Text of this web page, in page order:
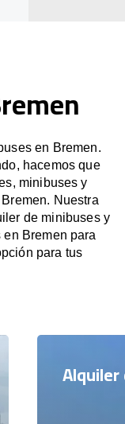
en Bremen.
hacemos que
minibuses y
Nuestra
de minibuses y
Bremen para
para tus